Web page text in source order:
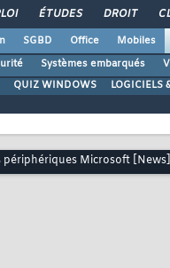
ÉTUDES DROIT
SGBD Office Mobiles
Systèmes embarqués
QUIZ WINDOWS LOGICIELS
Microsoft [News]